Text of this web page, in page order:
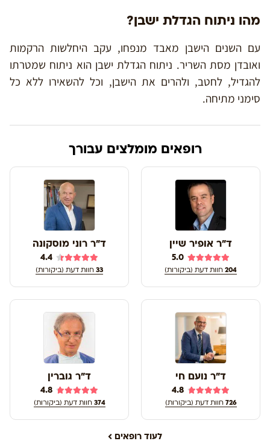
מהו ניתוח הגדלת ישבן?
עם השנים הישבן מאבד מנפחו, עקב היחלשות הרקמות
ואובדן מסת השריר. ניתוח הגדלת ישבן הוא ניתוח שמטרתו
להגדיל, לחטב, ולהרים את הישבן, וכל להשאירו ללא כל
סימני מתיחה.
רופאים מומלצים עבורך
ד"ר אופיר שיין
5.0
204 חוות דעת (ביקורות)
ד"ר רוני מוסקונה
4.4
33 חוות דעת (ביקורות)
ד"ר נועם חי
4.8
726 חוות דעת (ביקורות)
ד"ר גוברין
4.8
374 חוות דעת (ביקורות)
לעוד רופאים